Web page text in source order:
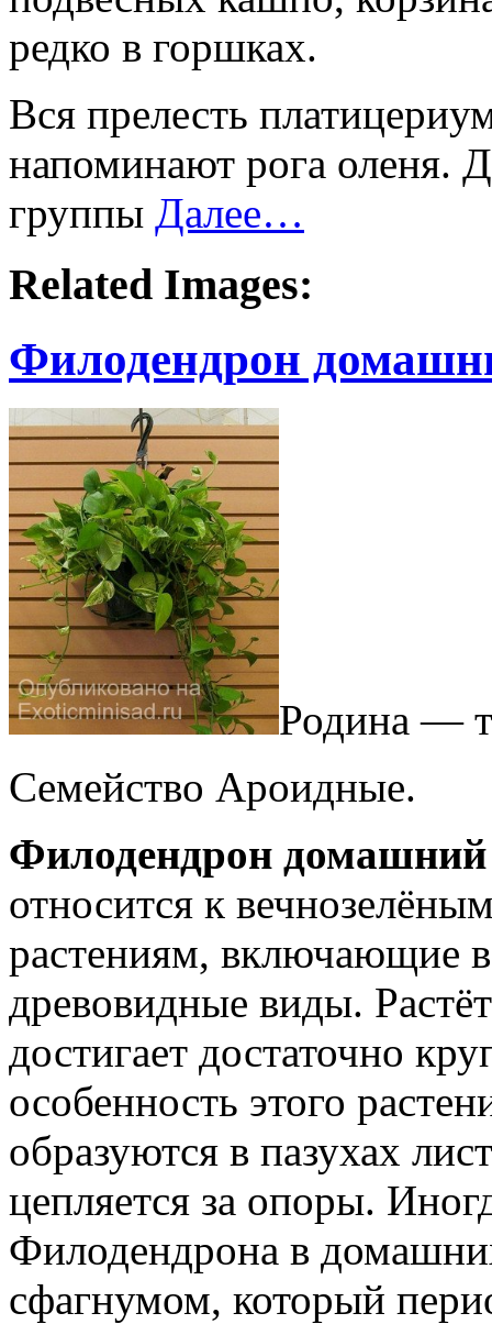
редко в горшках.
Вся прелесть
напоминают рога оленя.
группы Далее…
Related Images:
Филодендрон
Родина —
Семейство Ароидные.
Филодендрон домашний
относится к
растениям, включающие
древовидные виды.
достигает достаточно
особенность этого
образуются в пазухах
цепляется за опоры.
Филодендрона в
сфагнумом, который